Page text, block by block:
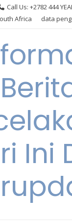
Call Us: +2782 444
Africa
data
Ini